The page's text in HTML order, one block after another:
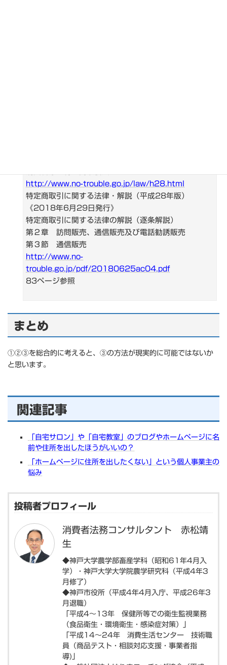
http://www.no-trouble.go.jp/law/h28.html
特定商取引に関する法律・解説（平成28年版）
《2018年6月29日発行》
特定商取引に関する法律の解説（逐条解説）
第２章 訪問販売、通信販売及び電話勧誘販売
第３節 通信販売
http://www.no-
trouble.go.jp/pdf/20180625ac04.pdf
83ページ参照
まとめ
①②③を総合的に考えると、③の方法が現実的に可能ではないか
と思います。
関連記事
「自宅サロン」や「自宅教室」のブログやホームページに名
前や住所を出したほうがいいの？
「ホームページに住所を出したくない」という個人事業主の
悩み
投稿者プロフィール
消費者法務コンサルタント 赤松靖
生
◆神戸大学農学部畜産学科（昭和61年4月入
学）・神戸大学大学院農学研究科（平成4年3
月修了）
◆神戸市役所（平成4年4月入庁、平成26年3
月退職）
「平成4～13年 保健所等での衛生監視業務
（食品衛生・環境衛生・感染症対策）」
「平成14～24年 消費生活センター 技術職
員（商品テスト・相談対応支援・事業者指
導)」